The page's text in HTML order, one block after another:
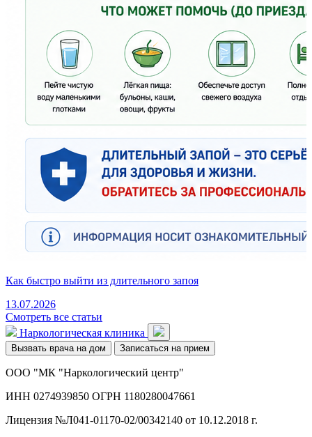
Как быстро выйти из длительного запоя
13.07.2026
Смотреть все статьи
Наркологическая клиника
Вызвать врача на дом Записаться на прием
ООО "МК "Наркологический центр"
ИНН 0274939850 ОГРН 1180280047661
Лицензия №Л041-01170-02/00342140 от 10.12.2018 г.